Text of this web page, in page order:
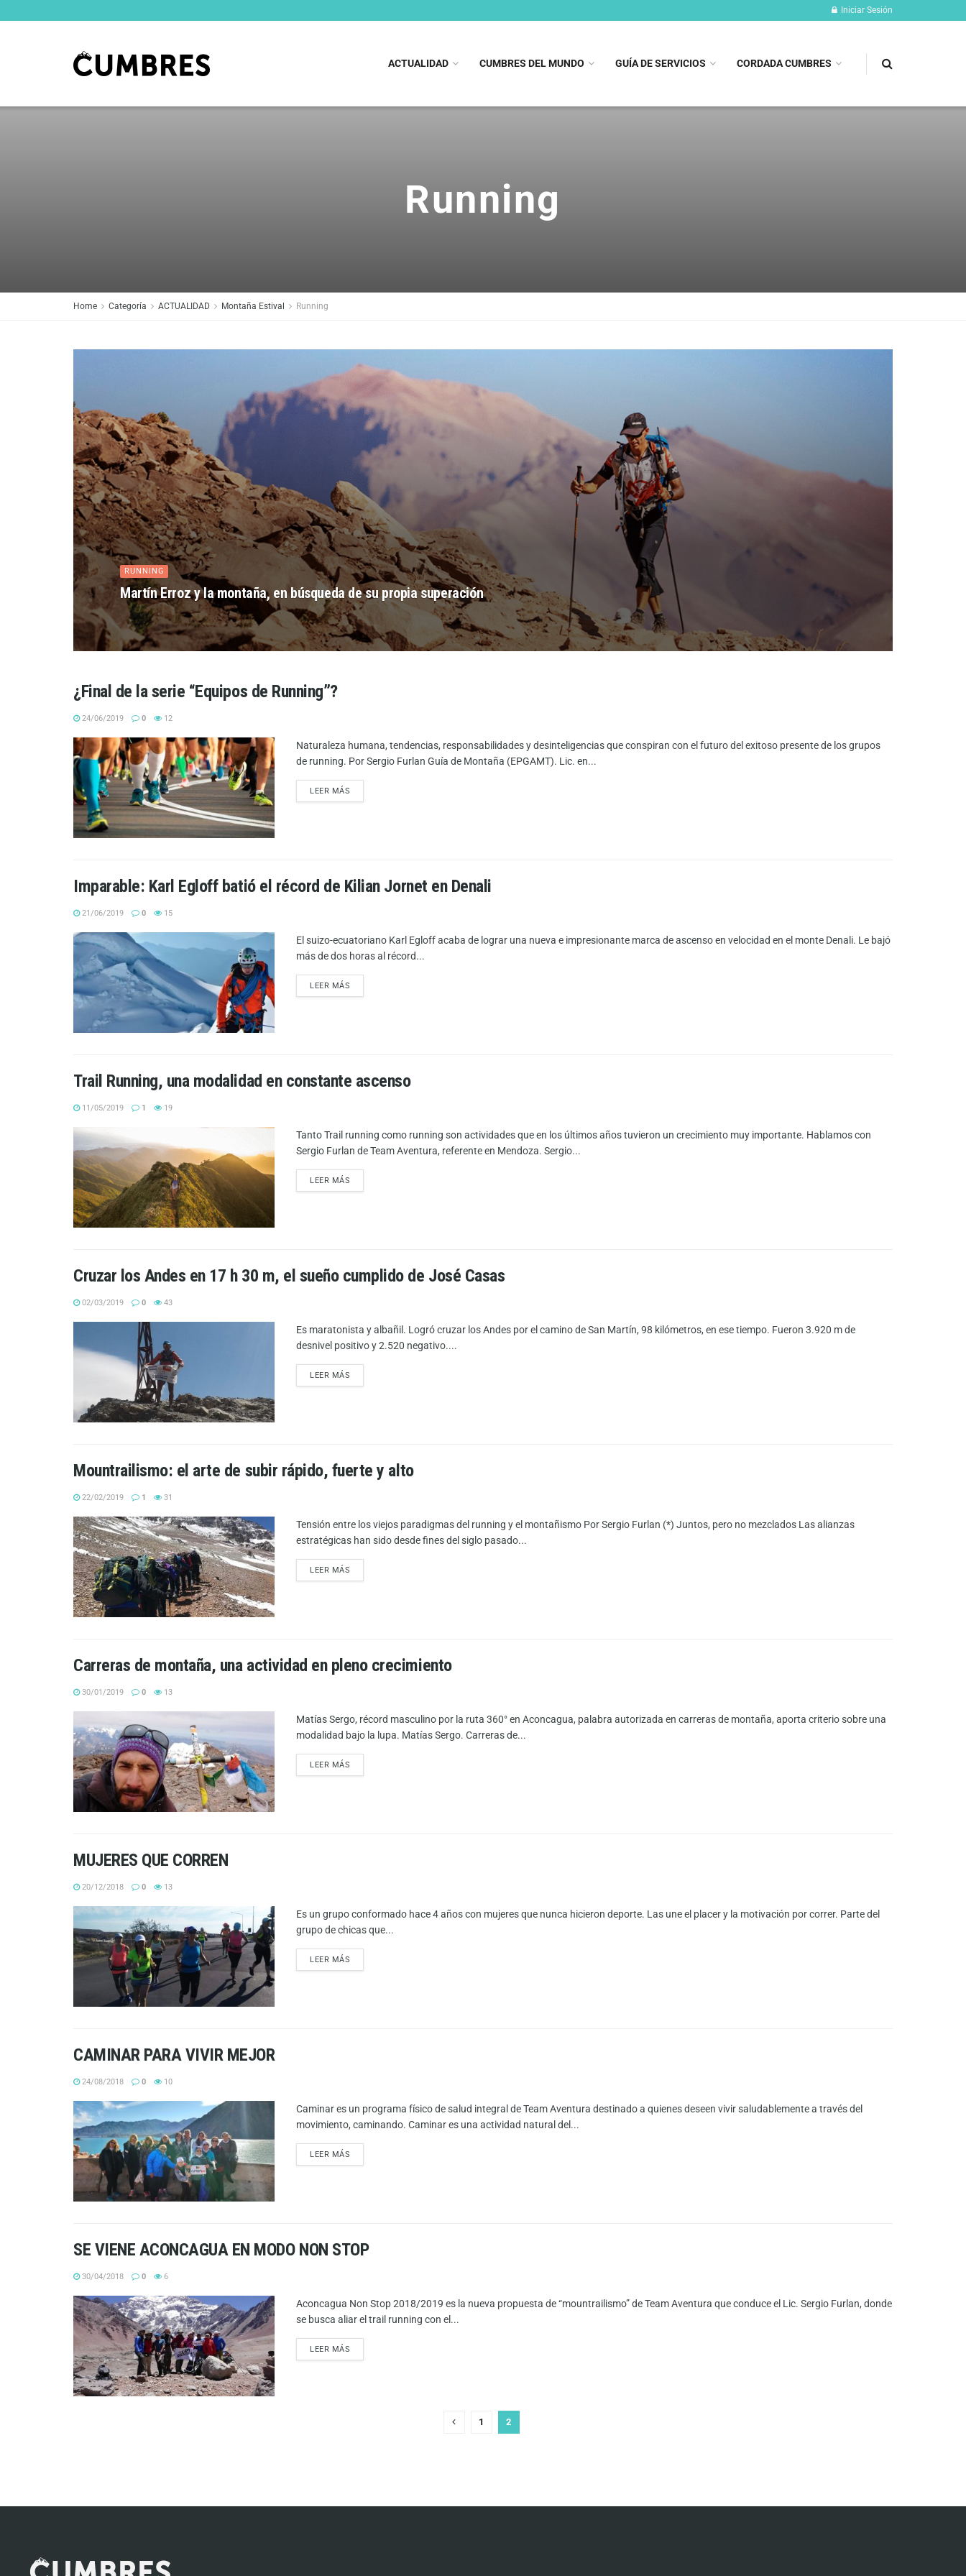
Iniciar Sesión
ACTUALIDAD CUMBRES DEL MUNDO GUÍA DE SERVICIOS CORDADA CUMBRES
Running
Home Categoría ACTUALIDAD Montaña Estival Running
RUNNING
Martín Erroz y la montaña, en búsqueda de su propia superación
¿Final de la serie “Equipos de Running”?
24/06/2019 0 12
Naturaleza humana, tendencias, responsabilidades y desinteligencias que conspiran con el futuro del exitoso presente de los grupos
de running. Por Sergio Furlan Guía de Montaña (EPGAMT). Lic. en...
LEER MÁS
Imparable: Karl Egloff batió el récord de Kilian Jornet en Denali
21/06/2019 0 15
El suizo-ecuatoriano Karl Egloff acaba de lograr una nueva e impresionante marca de ascenso en velocidad en el monte Denali. Le bajó
más de dos horas al récord...
LEER MÁS
Trail Running, una modalidad en constante ascenso
11/05/2019 1 19
Tanto Trail running como running son actividades que en los últimos años tuvieron un crecimiento muy importante. Hablamos con
Sergio Furlan de Team Aventura, referente en Mendoza. Sergio...
LEER MÁS
Cruzar los Andes en 17 h 30 m, el sueño cumplido de José Casas
02/03/2019 0 43
Es maratonista y albañil. Logró cruzar los Andes por el camino de San Martín, 98 kilómetros, en ese tiempo. Fueron 3.920 m de
desnivel positivo y 2.520 negativo....
LEER MÁS
Mountrailismo: el arte de subir rápido, fuerte y alto
22/02/2019 1 31
Tensión entre los viejos paradigmas del running y el montañismo Por Sergio Furlan (*) Juntos, pero no mezclados Las alianzas
estratégicas han sido desde fines del siglo pasado...
LEER MÁS
Carreras de montaña, una actividad en pleno crecimiento
30/01/2019 0 13
Matías Sergo, récord masculino por la ruta 360° en Aconcagua, palabra autorizada en carreras de montaña, aporta criterio sobre una
modalidad bajo la lupa. Matías Sergo. Carreras de...
LEER MÁS
MUJERES QUE CORREN
20/12/2018 0 13
Es un grupo conformado hace 4 años con mujeres que nunca hicieron deporte. Las une el placer y la motivación por correr. Parte del
grupo de chicas que...
LEER MÁS
CAMINAR PARA VIVIR MEJOR
24/08/2018 0 10
Caminar es un programa físico de salud integral de Team Aventura destinado a quienes deseen vivir saludablemente a través del
movimiento, caminando. Caminar es una actividad natural del...
LEER MÁS
SE VIENE ACONCAGUA EN MODO NON STOP
30/04/2018 0 6
Aconcagua Non Stop 2018/2019 es la nueva propuesta de “mountrailismo” de Team Aventura que conduce el Lic. Sergio Furlan, donde
se busca aliar el trail running con el...
LEER MÁS
1 2